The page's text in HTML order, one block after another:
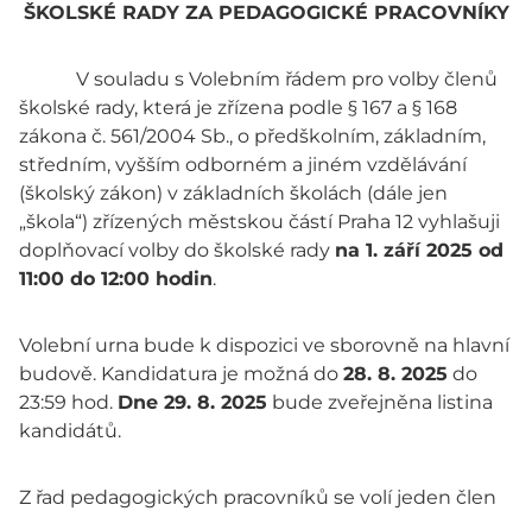
ŠKOLSKÉ RADY ZA PEDAGOGICKÉ PRACOVNÍKY
V souladu s Volebním řádem pro volby členů
školské rady, která je zřízena podle § 167 a § 168
zákona č. 561/2004 Sb., o předškolním, základním,
středním, vyšším odborném a jiném vzdělávání
(školský zákon) v základních školách (dále jen
„škola“) zřízených městskou částí Praha 12 vyhlašuji
doplňovací volby do školské rady na 1. září 2025 od
11:00 do 12:00 hodin.
Volební urna bude k dispozici ve sborovně na hlavní
budově. Kandidatura je možná do 28. 8. 2025 do
23:59 hod. Dne 29. 8. 2025 bude zveřejněna listina
kandidátů.
Z řad pedagogických pracovníků se volí jeden člen